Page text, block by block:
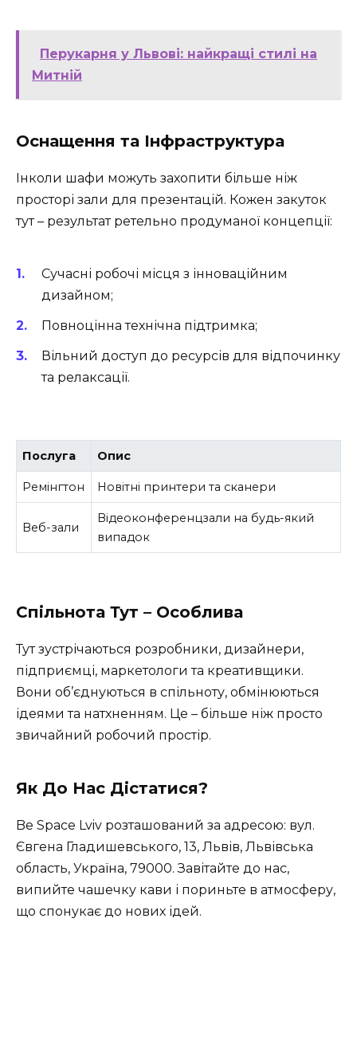
Перукарня у Львові: найкращі стилі на
Митній
Оснащення та Інфраструктура
Інколи шафи можуть захопити більше ніж
просторі зали для презентацій. Кожен закуток
тут – результат ретельно продуманої концепції:
Сучасні робочі місця з інноваційним
дизайном;
Повноцінна технічна підтримка;
Вільний доступ до ресурсів для відпочинку
та релаксації.
Послуга Опис
Ремінгтон Новітні принтери та сканери
Веб-зали
Відеоконференцзали на будь-який
випадок
Спільнота Тут – Особлива
Тут зустрічаються розробники, дизайнери,
підприємці, маркетологи та креативщики.
Вони об’єднуються в спільноту, обмінюються
ідеями та натхненням. Це – більше ніж просто
звичайний робочий простір.
Як До Нас Дістатися?
Be Space Lviv розташований за адресою: вул.
Євгена Гладишевського, 13, Львів, Львівська
область, Україна, 79000. Завітайте до нас,
випийте чашечку кави і пориньте в атмосферу,
що спонукає до нових ідей.